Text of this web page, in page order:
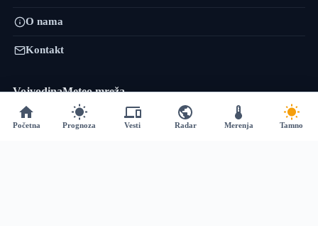
O nama
Kontakt
VojvodinaMeteo mreža
VremePrognoza.rs je sestrinski projekat VojvodinaMeteo tima: isti
pristup — precizni lokalni podaci, numeričko modeliranje i sopstvena
Početna Prognoza Vesti Radar Merenja Tamno